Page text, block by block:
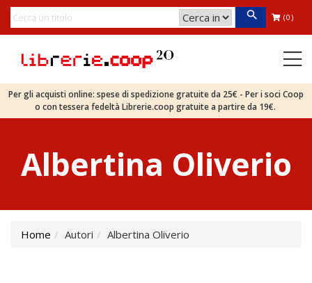
(0)
Per gli acquisti online: spese di spedizione gratuite da 25€ - Per i soci Coop
o con tessera fedeltà Librerie.coop gratuite a partire da 19€.
Albertina Oliverio
Home Autori Albertina Oliverio